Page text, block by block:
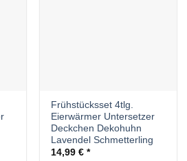
Frühstücksset 4tlg.
Eierwärmer Untersetzer
Deckchen Dekohuhn
Lavendel Schmetterling
14,99€